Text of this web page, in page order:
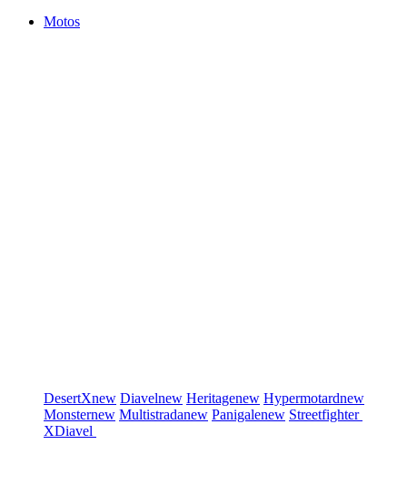
Motos
DesertXnew Diavelnew Heritagenew Hypermotardnew
Monsternew Multistradanew Panigalenew Streetfighter
XDiavel